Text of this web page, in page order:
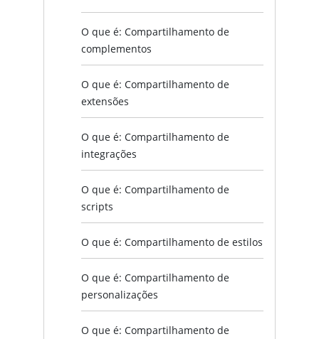
O que é: Compartilhamento de
complementos
O que é: Compartilhamento de
extensões
O que é: Compartilhamento de
integrações
O que é: Compartilhamento de
scripts
O que é: Compartilhamento de estilos
O que é: Compartilhamento de
personalizações
O que é: Compartilhamento de